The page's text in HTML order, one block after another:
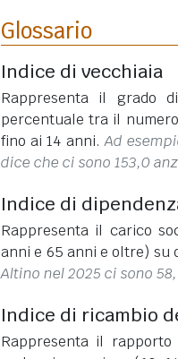
Glossario
Indice di vecchiaia
Rappresenta il grado
percentuale tra il
fino ai 14 anni.Ad
dice che ci sono 153,0
Indice di
Rappresenta il carico
anni e 65 anni e oltre)
Altino nel 2025 ci sono
Indice di ricambio
Rappresenta il